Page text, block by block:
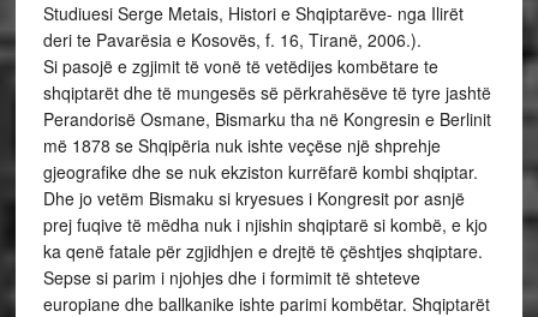
Studiuesi Serge Metais, Histori e Shqiptarëve- nga Ilirët
deri te Pavarësia e Kosovës, f. 16, Tiranë, 2006.).
Si pasojë e zgjimit të vonë të vetëdijes kombëtare te
shqiptarët dhe të mungesës së përkrahësëve të tyre jashtë
Perandorisë Osmane, Bismarku tha në Kongresin e Berlinit
më 1878 se Shqipëria nuk ishte veçëse një shprehje
gjeografike dhe se nuk ekziston kurrëfarë kombi shqiptar.
Dhe jo vetëm Bismaku si kryesues i Kongresit por asnjë
prej fuqive të mëdha nuk i njishin shqiptarë si kombë, e kjo
ka qenë fatale për zgjidhjen e drejtë të çështjes shqiptare.
Sepse si parim i njohjes dhe i formimit të shteteve
europiane dhe ballkanike ishte parimi kombëtar. Shqiptarët